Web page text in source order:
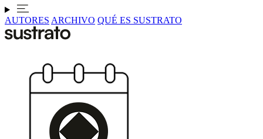
AUTORES ARCHIVO QUÉ ES SUSTRATO